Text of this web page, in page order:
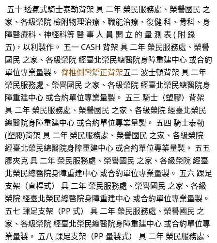
五十 透氣式騎士泰勒背架 具 二年 榮民服務處、榮譽國民 之
家、各級榮院 檢附物理治療、職能治療、復健 科、骨科、身
障醫療科、神經科等 醫 事 人 員 開 立 的 量 測 表 ( 附 錄
五)，以利製作。 五一 CASH 背架 具 二年 榮民服務處、榮譽
國民 之家、各級榮院 經臺北榮民總醫院身障重建中心 或合約
單位專業量製。 脊椎側彎矯正背架五二 波士頓背架 具 二年
榮民服務處、榮譽國民 之家、各級榮院 經臺北榮民總醫院身
障重建中心 或合約單位專業量製。 五三 騎士（塑膠）背架
具 二年 榮民服務處、榮譽國民 之家、各級榮院 經臺北榮民
總醫院身障重建中心 或合約單位專業量製。 五四 騎士泰勒
(塑膠)背架 具 二年 榮民服務處、榮譽國民 之家、各級榮院
經臺北榮民總醫院身障重建中心 或合約單位專業量製。 五五
膠夾克 具 二年 榮民服務處、榮譽國民 之家、各級榮院 經臺
北榮民總醫院身障重建中心 或合約單位專業量製。 五六 踝足
支架（直桿式） 具 二年 榮民服務處、榮譽國民 之家、各級
榮院 經臺北榮民總醫院身障重建中心 或合約單位專業量製。
五七 踝足支架（PP 式） 具 二年 榮民服務處、榮譽國民 之
家、各級榮院 經臺北榮民總醫院身障重建中心 或合約單位專
業量製。 五八 踝足支架（PP 量製式） 具 二年 榮民服務處、